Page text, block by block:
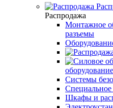
Распродажа
Монтажное
разъемы
оборудование
Системы
Шкафы и